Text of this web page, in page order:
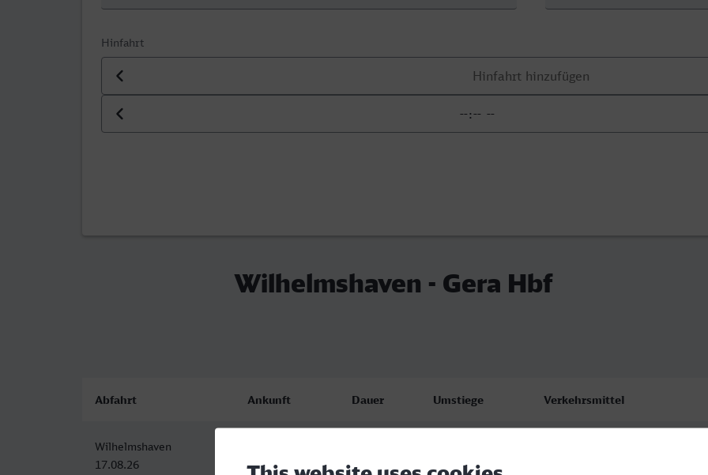
Hinfahrt
Datum der Hinfahrt
Uhrzeit der Hinfahrt
Wilhelmshaven - Gera Hbf
Abfahrt Ankunft Dauer Umstiege Verkehrsmittel
Wilhelmshaven
17.08.26
17.08.26